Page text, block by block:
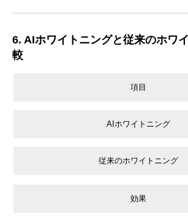
6. AIホワイトニングと従来のホワ
較
項目
AIホワイトニング
従来のホワイトニング
効果